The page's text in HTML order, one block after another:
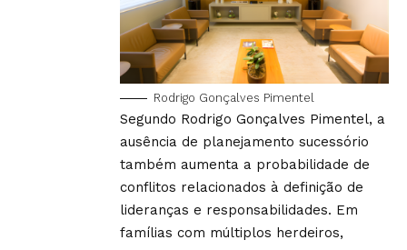
Rodrigo Gonçalves Pimentel
Segundo Rodrigo Gonçalves Pimentel, a
ausência de planejamento sucessório
também aumenta a probabilidade de
conflitos relacionados à definição de
lideranças e responsabilidades. Em
famílias com múltiplos herdeiros,